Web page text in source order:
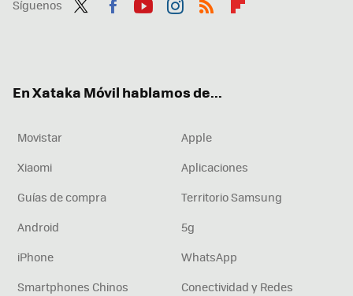
Síguenos
En Xataka Móvil hablamos de...
Movistar
Apple
Xiaomi
Aplicaciones
Guías de compra
Territorio Samsung
Android
5g
iPhone
WhatsApp
Smartphones Chinos
Conectividad y Redes